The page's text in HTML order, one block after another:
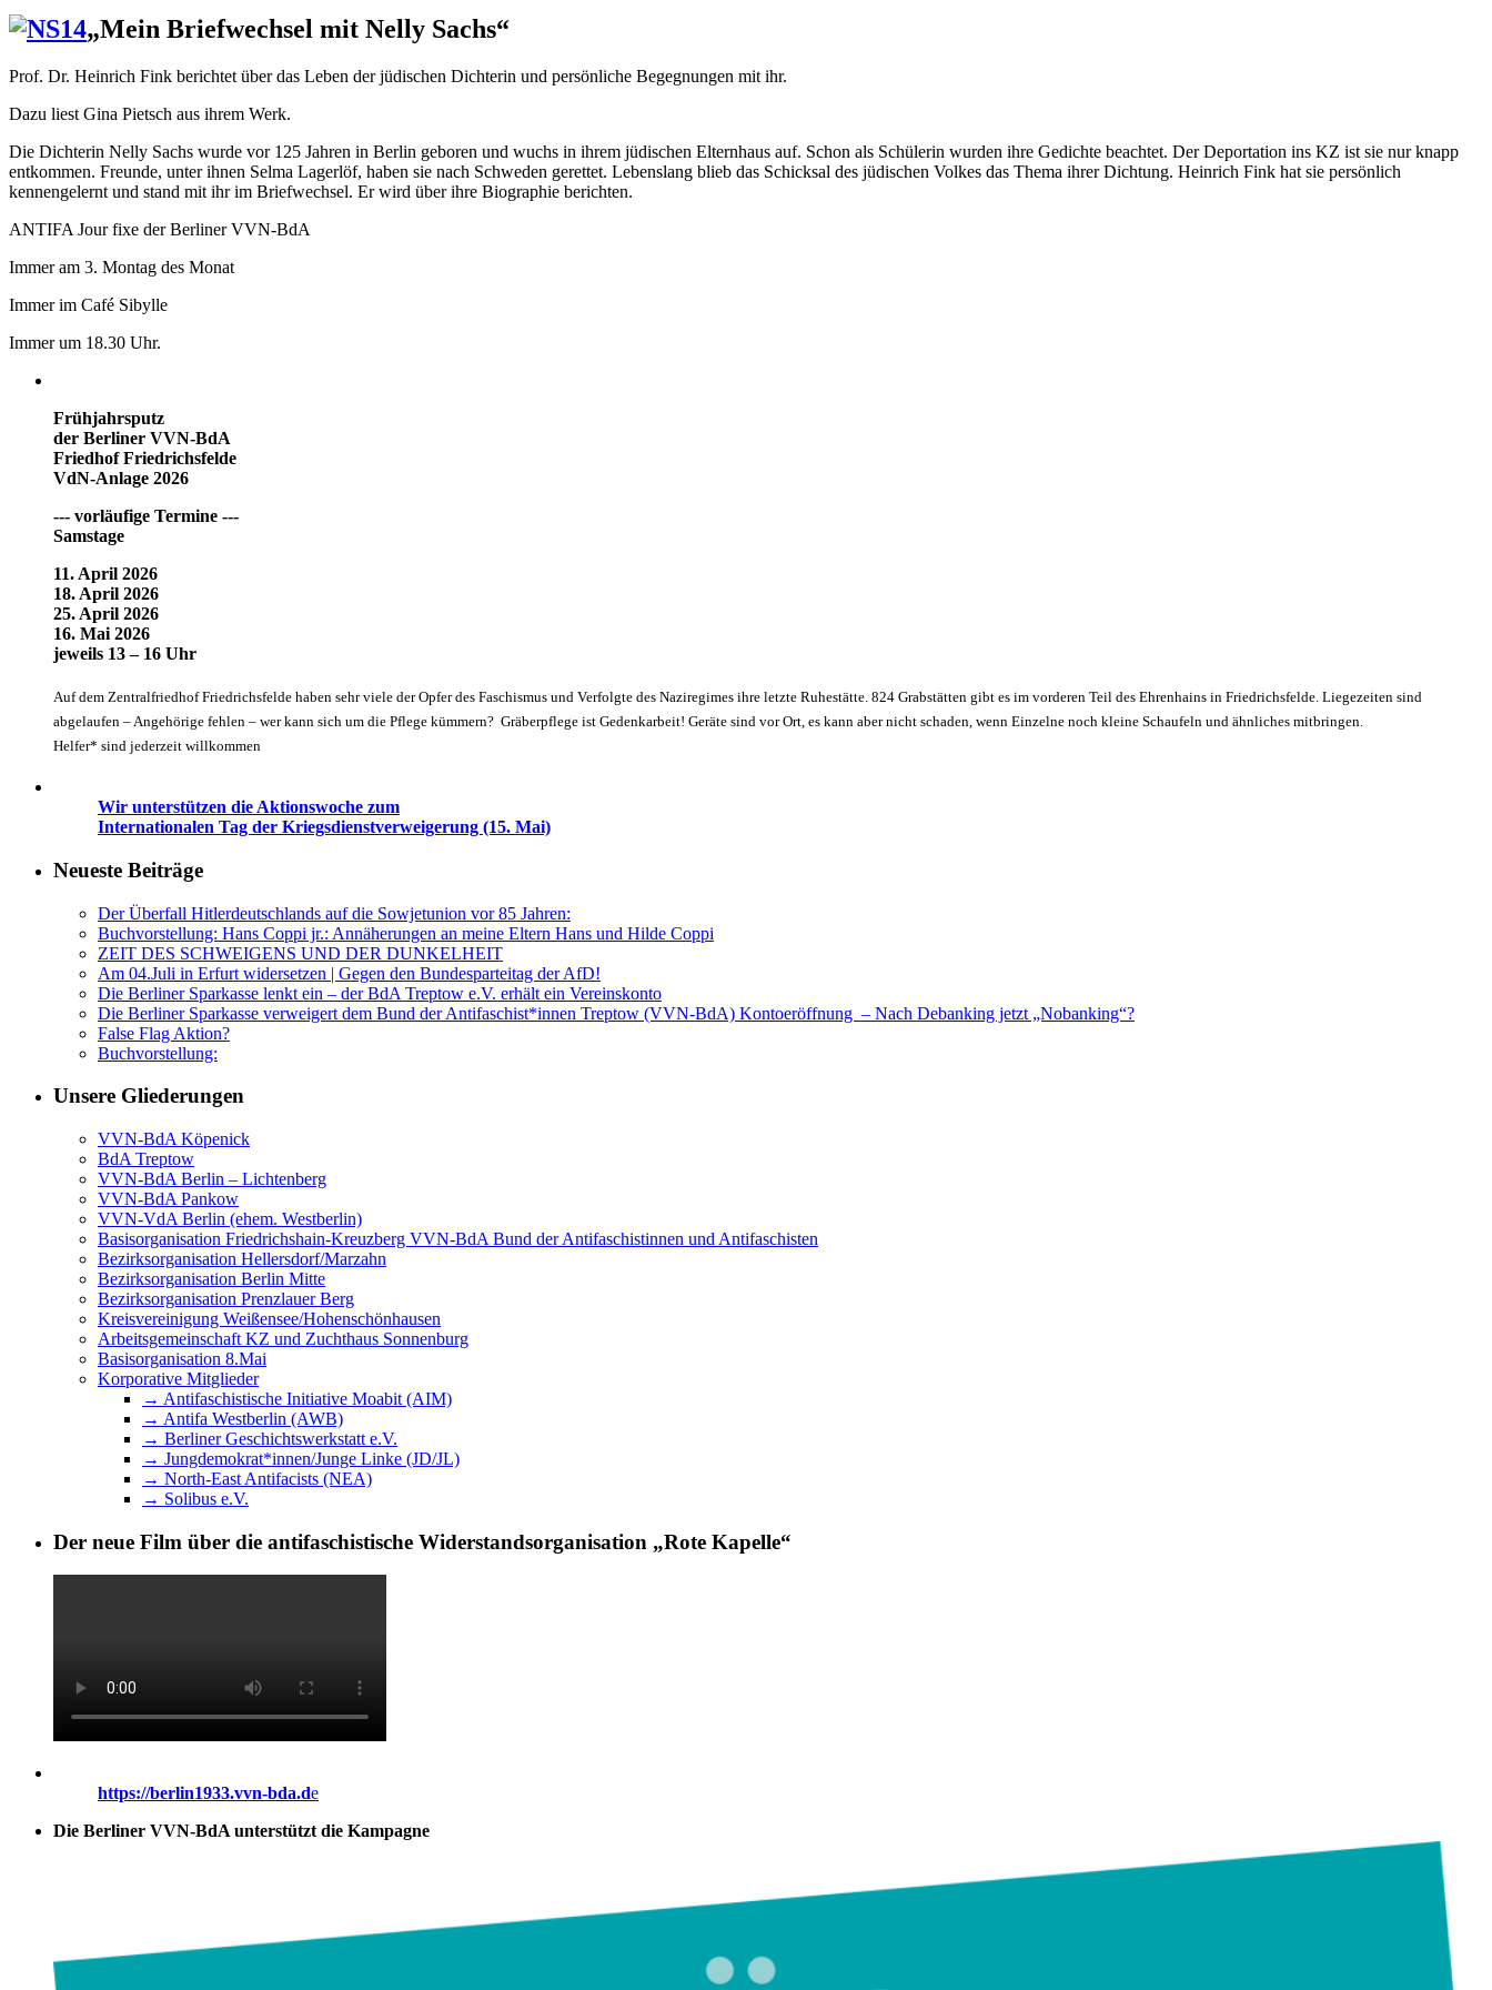
„Mein Briefwechsel mit Nelly Sachs“
Prof. Dr. Heinrich Fink berichtet über das Leben der jüdischen Dichterin und persönliche Begegnungen mit ihr.
Dazu liest Gina Pietsch aus ihrem Werk.
Die Dichterin Nelly Sachs wurde vor 125 Jahren in Berlin geboren und wuchs in ihrem jüdischen Elternhaus auf. Schon als Schülerin wurden ihre Gedichte beachtet. Der Deportation ins KZ ist sie nur knapp
entkommen. Freunde, unter ihnen Selma Lagerlöf, haben sie nach Schweden gerettet. Lebenslang blieb das Schicksal des jüdischen Volkes das Thema ihrer Dichtung. Heinrich Fink hat sie persönlich
kennengelernt und stand mit ihr im Briefwechsel. Er wird über ihre Biographie berichten.
ANTIFA Jour fixe der Berliner VVN-BdA
Immer am 3. Montag des Monat
Immer im Café Sibylle
Immer um 18.30 Uhr.
Frühjahrsputz
der Berliner VVN-BdA
Friedhof Friedrichsfelde
VdN-Anlage 2026
--- vorläufige Termine ---
Samstage
11. April 2026
18. April 2026
25. April 2026
16. Mai 2026
jeweils 13 – 16 Uhr
Auf dem Zentralfriedhof Friedrichsfelde haben sehr viele der Opfer des Faschismus und Verfolgte des Naziregimes ihre letzte Ruhestätte. 824 Grabstätten gibt es im vorderen Teil des Ehrenhains in Friedrichsfelde. Liegezeiten sind
abgelaufen – Angehörige fehlen – wer kann sich um die Pflege kümmern? Gräberpflege ist Gedenkarbeit! Geräte sind vor Ort, es kann aber nicht schaden, wenn Einzelne noch kleine Schaufeln und ähnliches mitbringen.
Helfer* sind jederzeit willkommen
Wir unterstützen die Aktionswoche zum
Internationalen Tag der Kriegsdienstverweigerung (15. Mai)
Neueste Beiträge
Der Überfall Hitlerdeutschlands auf die Sowjetunion vor 85 Jahren:
Buchvorstellung: Hans Coppi jr.: Annäherungen an meine Eltern Hans und Hilde Coppi
ZEIT DES SCHWEIGENS UND DER DUNKELHEIT
Am 04.Juli in Erfurt widersetzen | Gegen den Bundesparteitag der AfD!
Die Berliner Sparkasse lenkt ein – der BdA Treptow e.V. erhält ein Vereinskonto
Die Berliner Sparkasse verweigert dem Bund der Antifaschist*innen Treptow (VVN-BdA) Kontoeröffnung – Nach Debanking jetzt „Nobanking“?
False Flag Aktion?
Buchvorstellung:
Unsere Gliederungen
VVN-BdA Köpenick
BdA Treptow
VVN-BdA Berlin – Lichtenberg
VVN-BdA Pankow
VVN-VdA Berlin (ehem. Westberlin)
Basisorganisation Friedrichshain-Kreuzberg VVN-BdA Bund der Antifaschistinnen und Antifaschisten
Bezirksorganisation Hellersdorf/Marzahn
Bezirksorganisation Berlin Mitte
Bezirksorganisation Prenzlauer Berg
Kreisvereinigung Weißensee/Hohenschönhausen
Arbeitsgemeinschaft KZ und Zuchthaus Sonnenburg
Basisorganisation 8.Mai
Korporative Mitglieder
→ Antifaschistische Initiative Moabit (AIM)
→ Antifa Westberlin (AWB)
→ Berliner Geschichtswerkstatt e.V.
→ Jungdemokrat*innen/Junge Linke (JD/JL)
→ North-East Antifacists (NEA)
→ Solibus e.V.
Der neue Film über die antifaschistische Widerstandsorganisation „Rote Kapelle“
https://berlin1933.vvn-bda.de
Die Berliner VVN-BdA unterstützt die Kampagne